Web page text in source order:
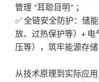
管理 “耳聪目明” ；
✅全链安全防护：储
放、过热保护等）+ 电
压等），筑牢能源存
从技术原理到实际应